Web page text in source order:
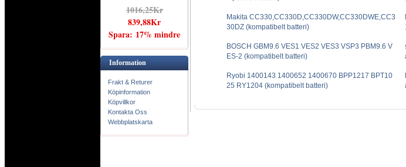
1016,25Kr
839,88Kr
Spara: 17% mindre
Information
Frakt & Returer
Köpinformation
Köpvillkor
Kontakta Oss
Webbplatskarta
Makita CC330,CC330D,CC330DW,CC330DWE,CC3
30DZ (kompatibelt batteri)
BOSCH GBM9.6 VES1 VES2 VES3 VSP3 PBM9.6 V
ES-2 (kompatibelt batteri)
Ryobi 1400143 1400652 1400670 BPP1217 BPT10
25 RY1204 (kompatibelt batteri)